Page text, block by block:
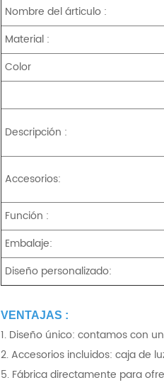
Nombre del árticulo :
Material :
Color
Descripción :
Accesorios:
Función :
Embalaje:
Diseño personalizado:
VENTAJAS :
1. Diseño único: contamos con
2. Accesorios incluidos: caja de
5. Fábrica directamente para